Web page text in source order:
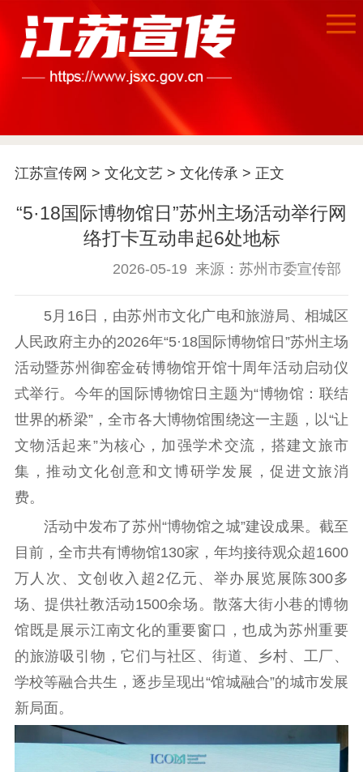
首页
江苏要闻
公示公告
信息公开制度
信息公开指南
告
政策法规
工作动态
理论武装
理论学习 宣传宣讲 研究阐释
哲学社科
社科强省
江苏文脉
资料下载
新闻宣传
主题宣传 对外宣传
新闻发布
记者之家
品牌栏目
文化文艺
精品生产
文化交流
体制改革
文化产业
紫金文化艺术节
品牌活动 紫艺舞台
江苏宣传网 > 文化文艺> 文化传承 > 正文
“5·18国际博物馆日”苏州主场活动举行网
络打卡互动串起6处地标
2026-05-19 来源：苏州市委宣传部
5月16日，由苏州市文化广电和旅游局、相城区
人民政府主办的2026年“5·18国际博物馆日”苏州主场
活动暨苏州御窑金砖博物馆开馆十周年活动启动仪
式举行。今年的国际博物馆日主题为“博物馆：联结
世界的桥梁”，全市各大博物馆围绕这一主题，以“让
文物活起来”为核心，加强学术交流，搭建文旅市
集，推动文化创意和文博研学发展，促进文旅消
费。
活动中发布了苏州“博物馆之城”建设成果。截至
目前，全市共有博物馆130家，年均接待观众超1600
万人次、文创收入超2亿元、举办展览展陈300多
场、提供社教活动1500余场。散落大街小巷的博物
馆既是展示江南文化的重要窗口，也成为苏州重要
的旅游吸引物，它们与社区、街道、乡村、工厂、
学校等融合共生，逐步呈现出“馆城融合”的城市发展
新局面。